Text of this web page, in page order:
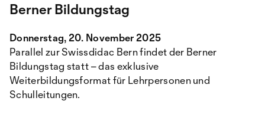
Berner Bildungstag
Donnerstag, 20. November 2025
Parallel zur Swissdidac Bern findet der Berner
Bildungstag statt – das exklusive
Weiterbildungsformat für Lehrpersonen und
Schulleitungen.